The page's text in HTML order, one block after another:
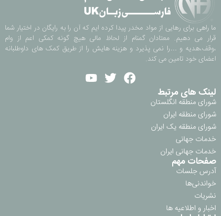
ما راهی برای رهایی از مواد مخدر پیدا کرده ایم که آن را به رایگان در اختیار شما
قرار می دهیم. معتادان گمنام از لحاظ مالی هیچ گونه کمکی اعم از وام
،وقف،هدیه و …را نمی پذیرد و هزینه هایش را از طریق کمک های داوطلبانه
اعضای خود تامین می کند.
لینک های مرتبط
شورای منطقه انگلستان
شورای منطقه ایران
شورای منطقه یک ایران
خدمات جهانی
خدمات جهانی ایران
صفحات مهم
آدرس جلسات
خواندنی‌ها
نشریات
اخبار و اطلاعیه ها